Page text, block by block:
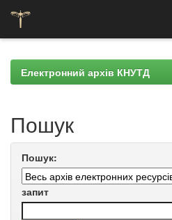
navigationЕлектронний архів КНУТД
Пошук
Пошук:
запит